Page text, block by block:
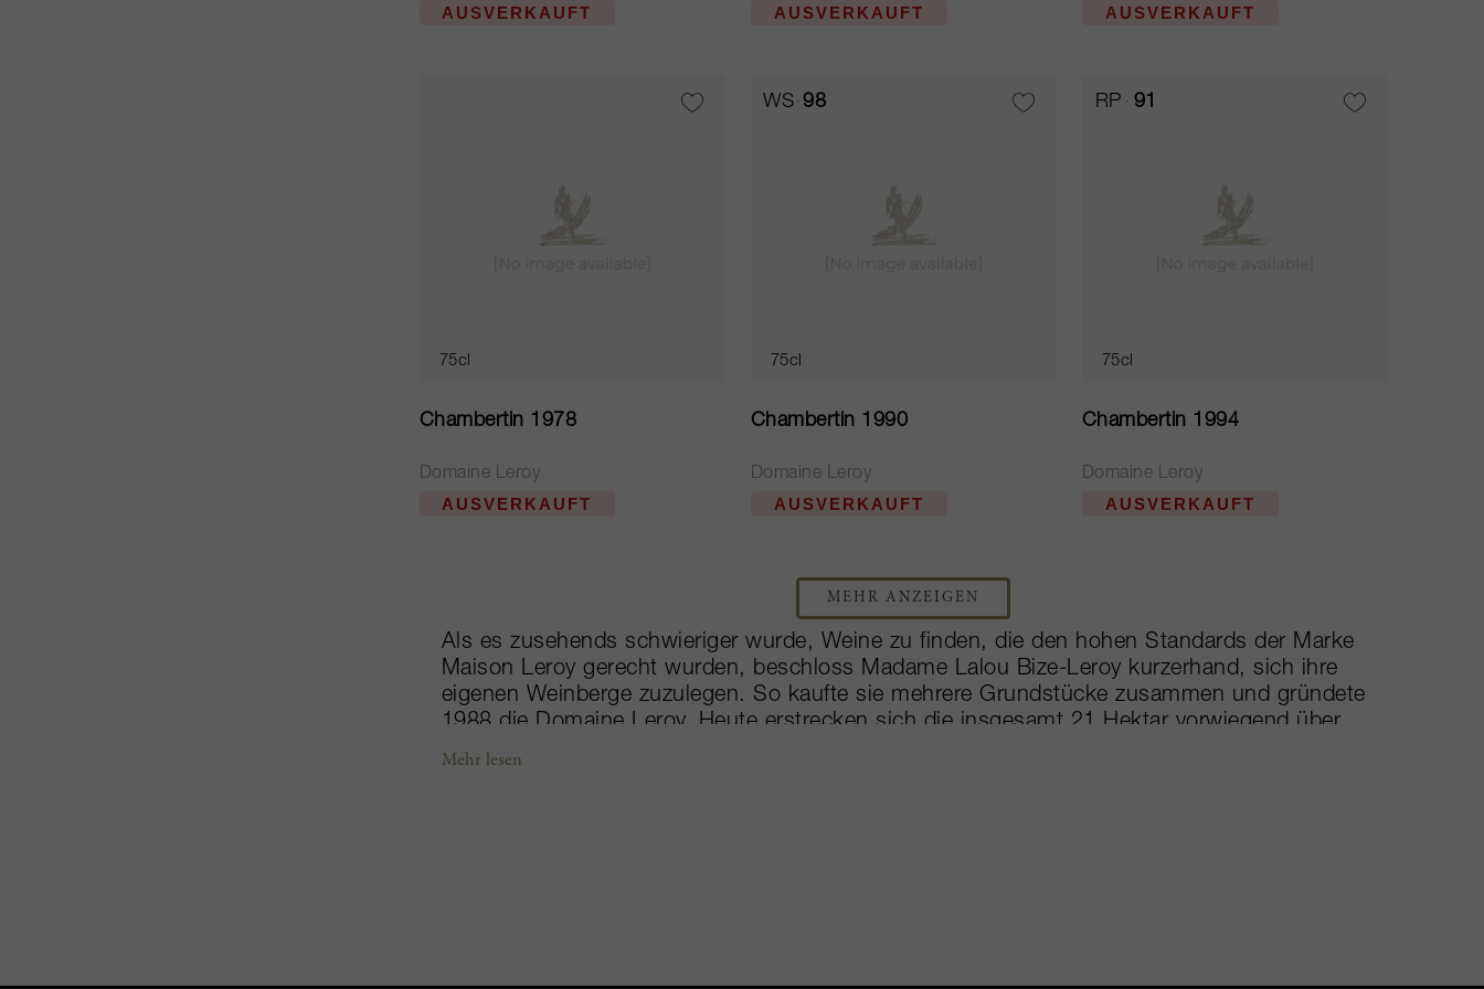
AUSVERKAUFT AUSVERKAUFT AUSVERKAUFT
75cl
Chambertin 1978
Domaine Leroy
AUSVERKAUFT
WS 98
75cl
Chambertin 1990
Domaine Leroy
AUSVERKAUFT
RP 91
75cl
Chambertin 1994
Domaine Leroy
AUSVERKAUFT
MEHR ANZEIGEN
Als es zusehends schwieriger wurde, Weine zu finden, die den hohen Standards der Marke
Maison Leroy gerecht wurden, beschloss Madame Lalou Bize-Leroy kurzerhand, sich ihre
eigenen Weinberge zuzulegen. So kaufte sie mehrere Grundstücke zusammen und gründete
1988 die Domaine Leroy. Heute erstrecken sich die insgesamt 21 Hektar vorwiegend über
als Grand Cru und Premier Cru eingestuften Zonen. Gemäß der festen Überzeugung von
Mehr lesen